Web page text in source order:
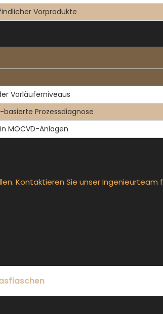
Vorprodukte
Vorläuferniveaus
Prozessdiagnose
MOCVD-Anlagen
Kontaktieren Sie unser Ingenieurteam